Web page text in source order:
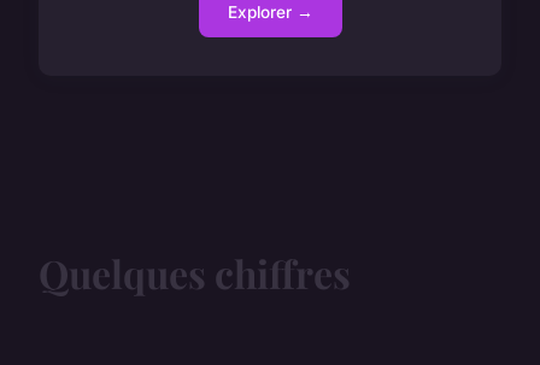
Explorer →
Quelques chiffres